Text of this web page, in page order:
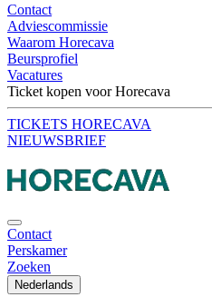
Contact
Adviescommissie
Waarom Horecava
Beursprofiel
Vacatures
Ticket kopen voor Horecava
TICKETS HORECAVA
NIEUWSBRIEF
Contact
Perskamer
Zoeken
Nederlands